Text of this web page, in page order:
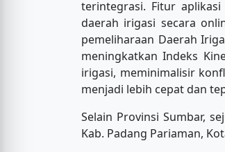
terintegrasi. Fitur
daerah irigasi secara
pemeliharaan Daerah
meningkatkan Indeks
irigasi, meminimalisir
menjadi lebih cepat dan
Selain Provinsi Sumbar,
Kab. Padang Pariaman,